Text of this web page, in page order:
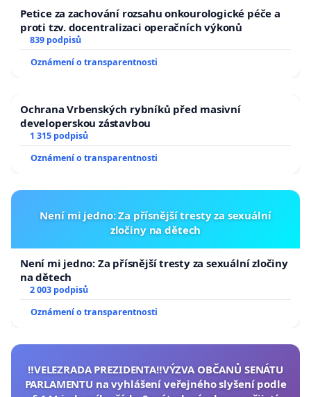
Petice za zachování rozsahu onkourologické péče a
proti tzv. docentralizaci operačních výkonů
839 podpisů
Oznámení o transparentnosti
Ochrana Vrbenských rybníků před masivní
developerskou zástavbou
1 315 podpisů
Oznámení o transparentnosti
Není mi jedno: Za přísnější tresty za sexuální
zločiny na dětech
Není mi jedno: Za přísnější tresty za sexuální zločiny
na dětech
2 003 podpisů
Oznámení o transparentnosti
‼️VELEZRADA PREZIDENTA‼️VÝZVA OBČANŮ SENÁTU
PARLAMENTU na vyhlášení veřejného slyšení podle